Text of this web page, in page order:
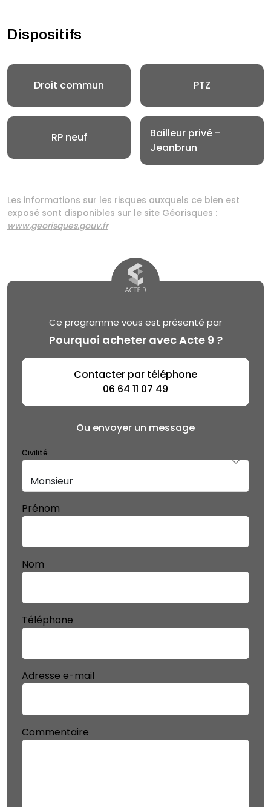
Dispositifs
Droit commun PTZ
RP neuf
Bailleur privé -
Jeanbrun
Les informations sur les risques auxquels ce bien est
exposé sont disponibles sur le site Géorisques :
www.georisques.gouv.fr
Ce programme vous est présenté par
Pourquoi acheter avec Acte 9 ?
Contacter par téléphone
06 64 11 07 49
Ou envoyer un message
Civilité
Prénom
Nom
Téléphone
Adresse e-mail
Commentaire